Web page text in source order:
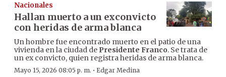
Nacionales
Hallan muerto a un exconvicto
con heridas de arma blanca
Un hombre fue encontrado muerto en el patio de una
vivienda en la ciudad de Presidente Franco. Se trata de
un ex convicto, quien registra heridas de arma blanca.
Mayo 15, 2026 08:05 p. m. · Edgar Medina